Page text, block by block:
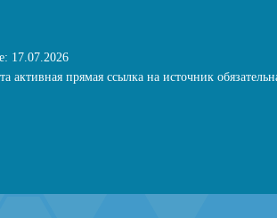
17.07.2026
активная прямая ссылка на источник